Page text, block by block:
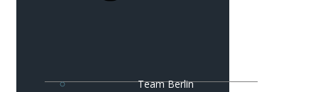
Team Berlin